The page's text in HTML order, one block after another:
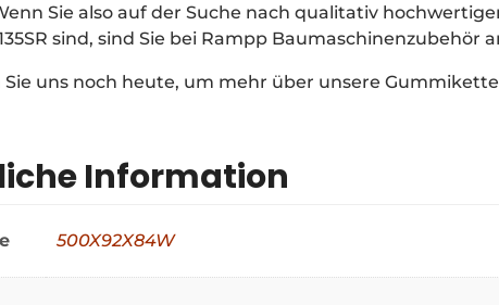
Sie also auf der Suche nach qualitativ
sind, sind Sie bei Rampp Baumaschinenzubehör
uns noch heute, um mehr über unsere
Information
500X92X84W